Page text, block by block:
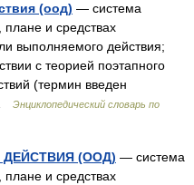
(оод) — система
плане и средствах
выполняемого действия;
с теорией поэтапного
(термин введен
Энциклопедический словарь по
(ООД) — система
плане и средствах